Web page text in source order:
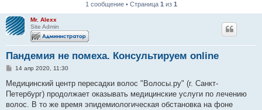
1 сообщение • Страница 1 из 1
Mr. Alexx
Site Admin
Пандемия не помеха. Консультируем online
С
о
щ
е
14 апр 2020, 11:30
Медицинский центр пересадки волос "Волосы.ру" (г. Санкт-
Петербург) продолжает оказывать медицинские услуги по лечению
волос. В то же время эпидемиологическая обстановка на фоне